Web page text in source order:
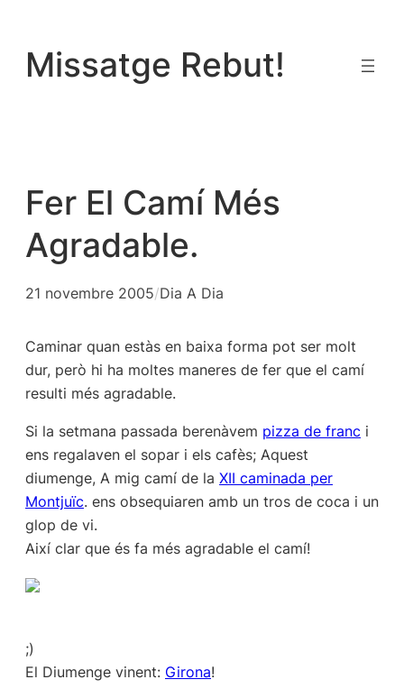
contingut
Missatge Rebut!
Fer El Camí Més
Agradable.
21 novembre 2005/Dia A Dia
Caminar quan estàs en baixa forma pot ser molt
dur, però hi ha moltes maneres de fer que el camí
resulti més agradable.
Si la setmana passada berenàvem pizza de franc i
ens regalaven el sopar i els cafès; Aquest
diumenge, A mig camí de la XII caminada per
Montjuïc. ens obsequiaren amb un tros de coca i un
glop de vi.
Així clar que és fa més agradable el camí!
;)
El Diumenge vinent: Girona!